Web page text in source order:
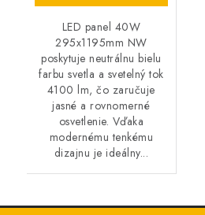
LED panel 40W
295x1195mm NW
poskytuje neutrálnu bielu
farbu svetla a svetelný tok
4100 lm, čo zaručuje
jasné a rovnomerné
osvetlenie. Vďaka
modernému tenkému
dizajnu je ideálny...